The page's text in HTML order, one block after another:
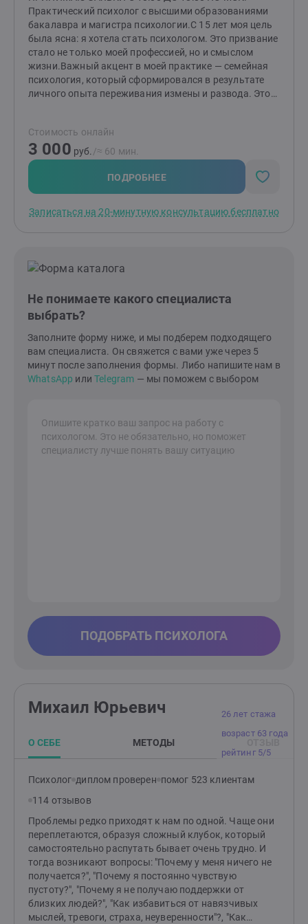
Практический психолог с высшими образованиями
бакалавра и магистра психологии.С 15 лет моя цель
была ясна: я хотела стать психологом. Это призвание
стало не только моей профессией, но и смыслом
жизни.Важный акцент в моей практике — семейная
психология, который сформировался в результате
личного опыта переживания измены и развода. Этот
отношений, а также заглянуть в «формулу»
любви.Помимо этого, я помогаю людям справляться
с посттравматическим стрессовым расстройством
(ПТСР), неопределенностью в жизни и повышенной
тревожностью, низкой самооценкой. Я понимаю, как
отношения с окружающими. Также я работаю с
находим способы управления эмоциями и
реакциями.Сегодня я опираюсь как на накопленные
опыт, чтобы помочь людям справиться со
сложностями в себе, в отношениях с партнером или
в семейной жизни и в вашем внутреннем
мире.Давайте сделаем это вместе!Я здесь, чтобы
поддержать вас на вашем пути к лучшей жизни.
Стоимость онлайн
3 000 руб. /≈ 60 мин.
ПОДРОБНЕЕ
Записаться на 20-минутную консультацию бесплатно
Не понимаете какого специалиста
выбрать?
Заполните форму ниже, и мы подберем подходящего
вам специалиста. Он свяжется с вами уже через 5
минут после заполнения формы. Либо напишите нам в
WhatsApp илиTelegram — мы поможем с выбором
ПОДОБРАТЬ ПСИХОЛОГА
26 лет стажа
возраст 63 года
рейтинг 5/5
Михаил Юрьевич
О СЕБЕ МЕТОДЫ
Психолог диплом проверен помог 523 клиентам
114 отзывов
Проблемы редко приходят к нам по одной. Чаще они
переплетаются, образуя сложный клубок, который
самостоятельно распутать бывает очень трудно. И
тогда возникают вопросы: "Почему у меня ничего не
получается?", "Почему я постоянно чувствую
пустоту?", "Почему я не получаю поддержки от
близких людей?", "Как избавиться от навязчивых
мыслей, тревоги, страха, неуверенности"?, "Как